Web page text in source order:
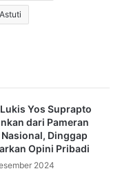
setelah
ibu kota melalui
mengatur status
kota negara.
IKN:
Yos Suprapto
dari Pameran
Dinggap
Opini Pribadi
2024